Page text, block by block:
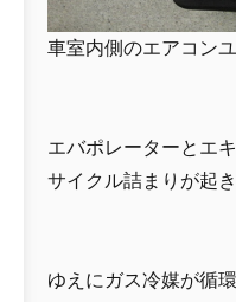
車室内側のエアコン
エバポレーターとエ
サイクル詰まりが起
ゆえにガス冷媒が循